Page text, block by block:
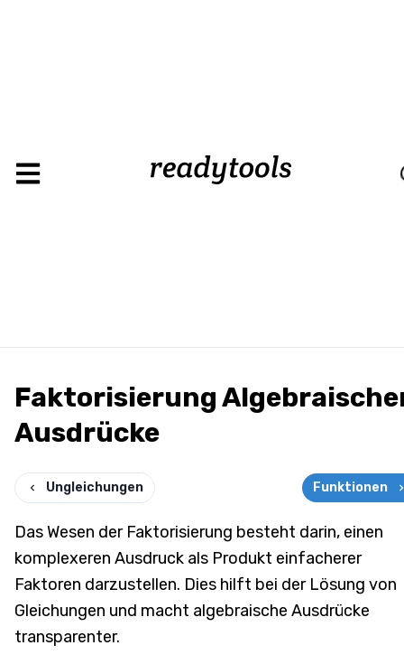
Faktorisierung
Ausdrücke
Ungleichungen Funktionen
Das Wesen der Faktorisierung besteht darin, einen
komplexeren Ausdruck als Produkt einfacherer
Faktoren darzustellen. Dies hilft bei der Lösung von
Gleichungen und macht algebraische Ausdrücke
transparenter.